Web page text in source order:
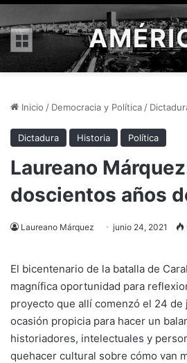
Menú
Inicio / Democracia y Política /
Dictadura Historia Política
Laureano
doscientos años
Laureano Márquez junio 24, 2021
El bicentenario de la batalla de
magnífica oportunidad para
proyecto que allí comenzó el 24 de
ocasión propicia para hacer un
historiadores, intelectuales y
quehacer cultural sobre cómo van